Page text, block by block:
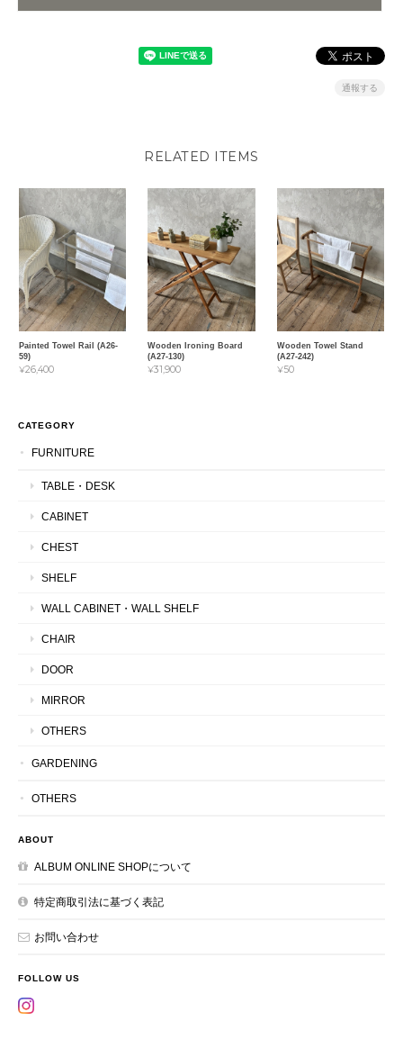
通報する
RELATED ITEMS
Painted Towel Rail (A26-
59)
¥26,400
Wooden Ironing Board
(A27-130)
¥31,900
Wooden Towel Stand
(A27-242)
¥50
CATEGORY
FURNITURE
TABLE・DESK
CABINET
CHEST
SHELF
WALL CABINET・WALL SHELF
CHAIR
DOOR
MIRROR
OTHERS
GARDENING
OTHERS
ABOUT
ALBUM ONLINE SHOPについて
特定商取引法に基づく表記
お問い合わせ
FOLLOW US